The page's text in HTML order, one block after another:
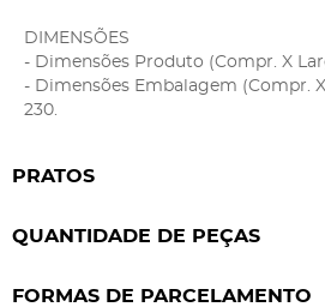
DIMENSÕES
- Dimensões Produto (Compr. X
- Dimensões Embalagem (Compr.
230.
PRATOS
QUANTIDADE DE PEÇAS
FORMAS DE PARCELAMENTO